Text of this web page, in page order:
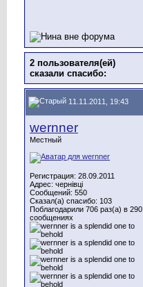
2 пользователя(ей)
сказали cпасибо:
11.11.2011, 19:43
wernner
Местный
Регистрация: 28.09.2011
Адрес: чернівці
Сообщений: 550
Сказал(а) спасибо: 103
Поблагодарили 706 раз(а) в 290
сообщениях